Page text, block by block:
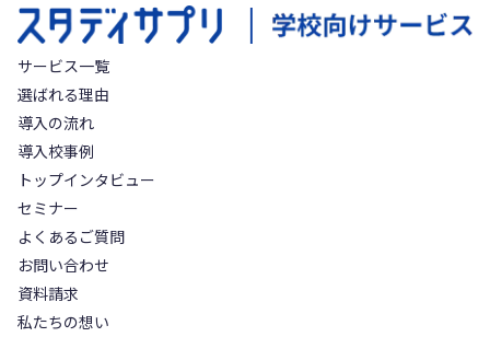
セミナー
サービス一覧
選ばれる理由
導入の流れ
導入校事例
トップインタビュー
セミナー
よくあるご質問
お問い合わせ
資料請求
私たちの想い